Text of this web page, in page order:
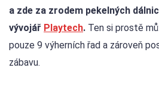
a zde za zrodem pekelných
vývojář Playtech. Ten si prostě
pouze 9 výherních řad a zároveň
zábavu.